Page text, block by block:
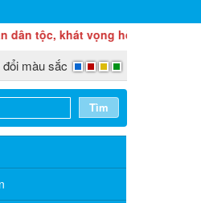
khát vọng hòa bình, độc lập
màu sắc
Tìm
báo tuyển dụng
nhiệm vụ công chức